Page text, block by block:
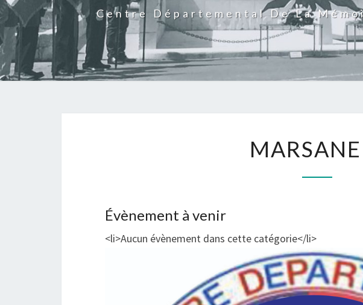
Centre Départemental De La
Évènement à venir
<li>Aucun évènement dans cette catégorie</li>